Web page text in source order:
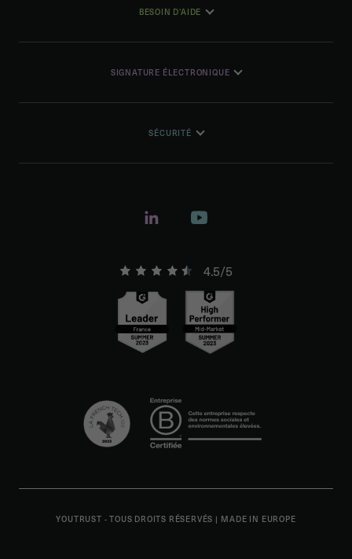
BESOIN D'AIDE
SIGNATURE ÉLECTRONIQUE
SÉCURITÉ
4.5/5
YOUTRUST - TOUS DROITS RÉSERVÉS | MADE IN EUROPE